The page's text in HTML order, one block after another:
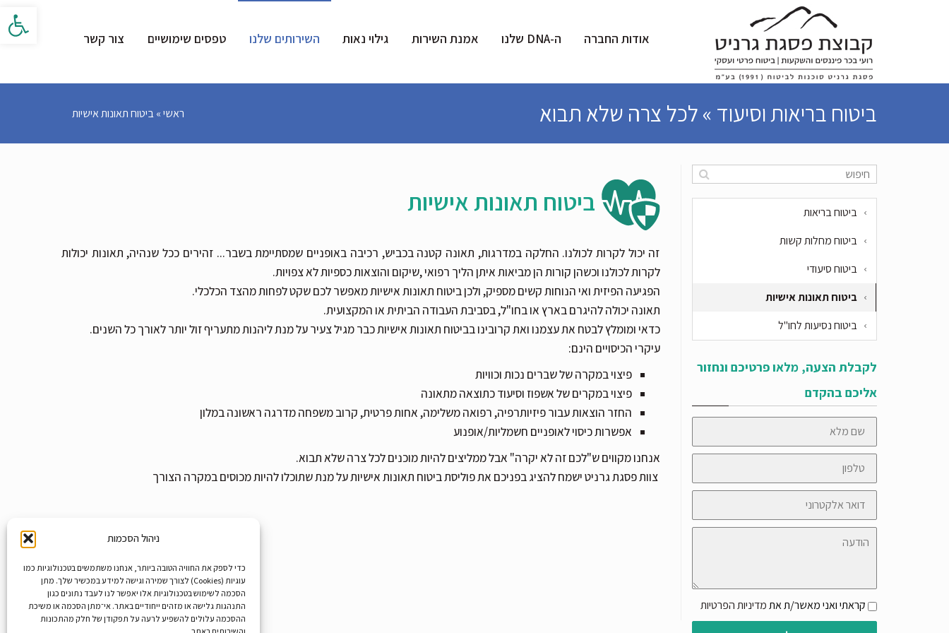
פתח
ניהול הסכמות
כדי לספק את החוויה הטובה ביותר, אנחנו משתמשים בטכנולוגיות כמו
עוגיות (Cookies) לצורך שמירה וגישה למידע במכשיר שלך. מתן
הסכמה לשימוש בטכנולוגיות אלו יאפשר לנו לעבד נתונים כגון
התנהגות גלישה או מזהים ייחודיים באתר. אי־מתן הסכמה או משיכת
ההסכמה עלולים להשפיע לרעה על תפקודן של חלק מהתכונות
אודות החברה ה-DNA שלנו אמנת השירות גילוי נאות השירותים שלנו טפסים שימושיים צור קשר
ביטוח בריאות וסיעוד » לכל צרה שלא תבוא ראשי»ביטוח תאונות אישיות
ביטוח תאונות אישיות
זה יכול לקרות לכולנו. החלקה במדרגות, תאונה קטנה בכביש, רכיבה באופניים שמסתיימת בשבר... זהירים ככל שנהיה, תאונות יכולות
לקרות לכולנו וכשהן קורות הן מביאות איתן הליך רפואי ,שיקום והוצאות כספיות לא צפויות.
הפגיעה הפיזית ואי הנוחות קשים מספיק, ולכן ביטוח תאונות אישיות מאפשר לכם שקט לפחות מהצד הכלכלי.
תאונה יכולה להיגרם בארץ או בחו"ל, בסביבת העבודה הביתית או המקצועית.
כדאי ומומלץ לבטח את עצמנו ואת קרובינו בביטוח תאונות אישיות כבר מגיל צעיר על מנת ליהנות מתעריף זול יותר לאורך כל השנים.
עיקרי הכיסויים הינם:
פיצוי במקרה של שברים נכות וכוויות
פיצוי במקרים של אשפוז וסיעוד כתוצאה מתאונה
החזר הוצאות עבור פיזיותרפיה, רפואה משלימה, אחות פרטית, קרוב משפחה מדרגה ראשונה במלון
אפשרות כיסוי לאופניים חשמליות/אופנוע
אנחנו מקווים ש"לכם זה לא יקרה" אבל ממליצים להיות מוכנים לכל צרה שלא תבוא.
צוות פסגת גרניט ישמח להציג בפניכם את פוליסת ביטוח תאונות אישיות על מנת שתוכלו להיות מכוסים במקרה הצורך
ביטוח בריאות
ביטוח מחלות קשות
ביטוח סיעודי
ביטוח תאונות אישיות
ביטוח נסיעות לחו"ל
לקבלת הצעה, מלאו פרטיכם ונחזור
אליכם בהקדם
שם
מלא
טלפון
דואר
אלקטרוני
הודעה
קראתי ואני מאשר/ת אתמדיניות הפרטיות